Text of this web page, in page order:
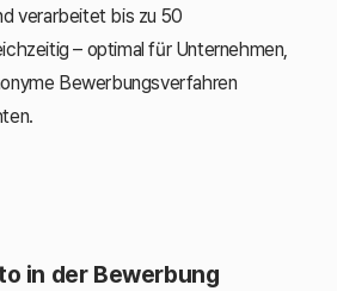
verarbeitet bis zu 50
– optimal für Unternehmen,
Bewerbungsverfahren
in der Bewerbung